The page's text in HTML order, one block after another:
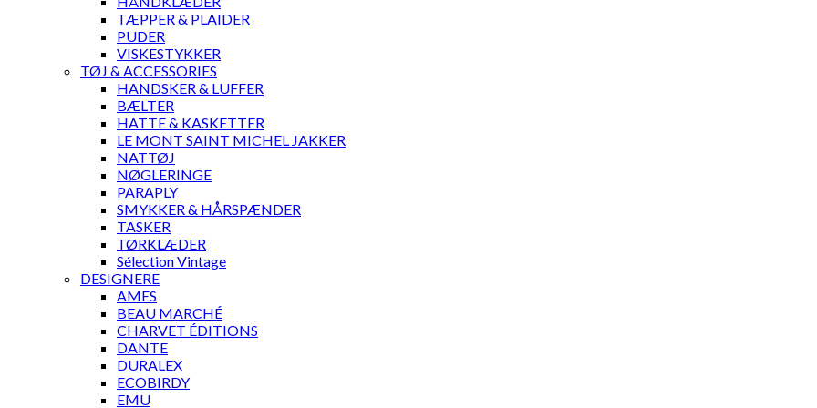
TÆPPER & PLAIDER
PUDER
VISKESTYKKER
TØJ & ACCESSORIES
HANDSKER & LUFFER
BÆLTER
HATTE & KASKETTER
LE MONT SAINT MICHEL JAKKER
NATTØJ
NØGLERINGE
PARAPLY
SMYKKER & HÅRSPÆNDER
TASKER
TØRKLÆDER
Sélection Vintage
DESIGNERE
AMES
BEAU MARCHÉ
CHARVET ÉDITIONS
DANTE
DURALEX
ECOBIRDY
EMU